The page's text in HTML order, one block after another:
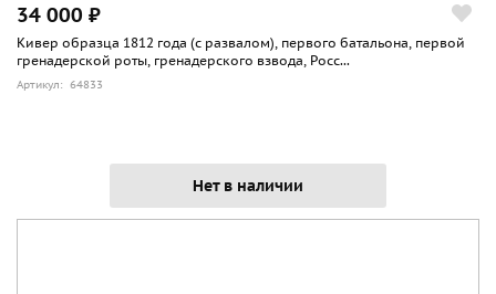
34 000 ₽
Кивер образца 1812 года (с развалом), первого батальона, первой
гренадерской роты, гренадерского взвода, Росс...
Артикул: 64833
Нет в наличии